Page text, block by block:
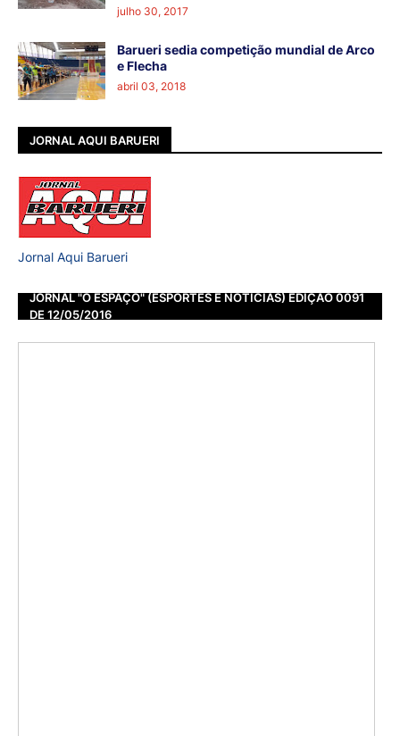
julho 30, 2017
Barueri sedia competição mundial de Arco
e Flecha
abril 03, 2018
JORNAL AQUI BARUERI
Jornal Aqui Barueri
JORNAL "O ESPAÇO" (ESPORTES E NOTÍCIAS) EDIÇÃO 0091
DE 12/05/2016